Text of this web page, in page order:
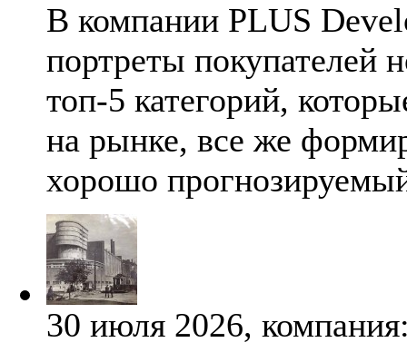
В компании PLUS
портреты покупателей
топ-5 категорий,
на рынке, все же
хорошо
30 июля 2026,